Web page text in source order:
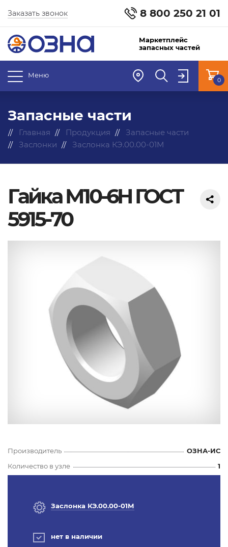
8 800 250 21 01
Заказать звонок
Маркетплейс
запасных частей
Меню
0
Запасные части
Главная Продукция
Запасные части
Заслонки
Заслонка КЭ.00.00-01М
Гайка М10-6H ГОСТ
5915-70
Производитель
ОЗНА-ИС
Количество в узле
1
Заслонка КЭ.00.00-01М
нет в наличии